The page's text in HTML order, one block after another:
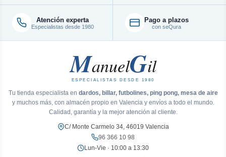
Atención experta
Especialistas desde 1980
Pago a plazos
con seQura
ManuelGil
ESPECIALISTAS DESDE 1980
Tu tienda especialista en dardos, billar, futbolines, ping pong, mesa de aire
y muchos más, con almacén propio en Valencia y envíos a todo el mundo.
Calidad, garantía y la mejor atención al cliente.
C/ Monte Carmelo 34, 46019 Valencia
96 366 10 98
Lun-Vie · 10:00 a 13:30